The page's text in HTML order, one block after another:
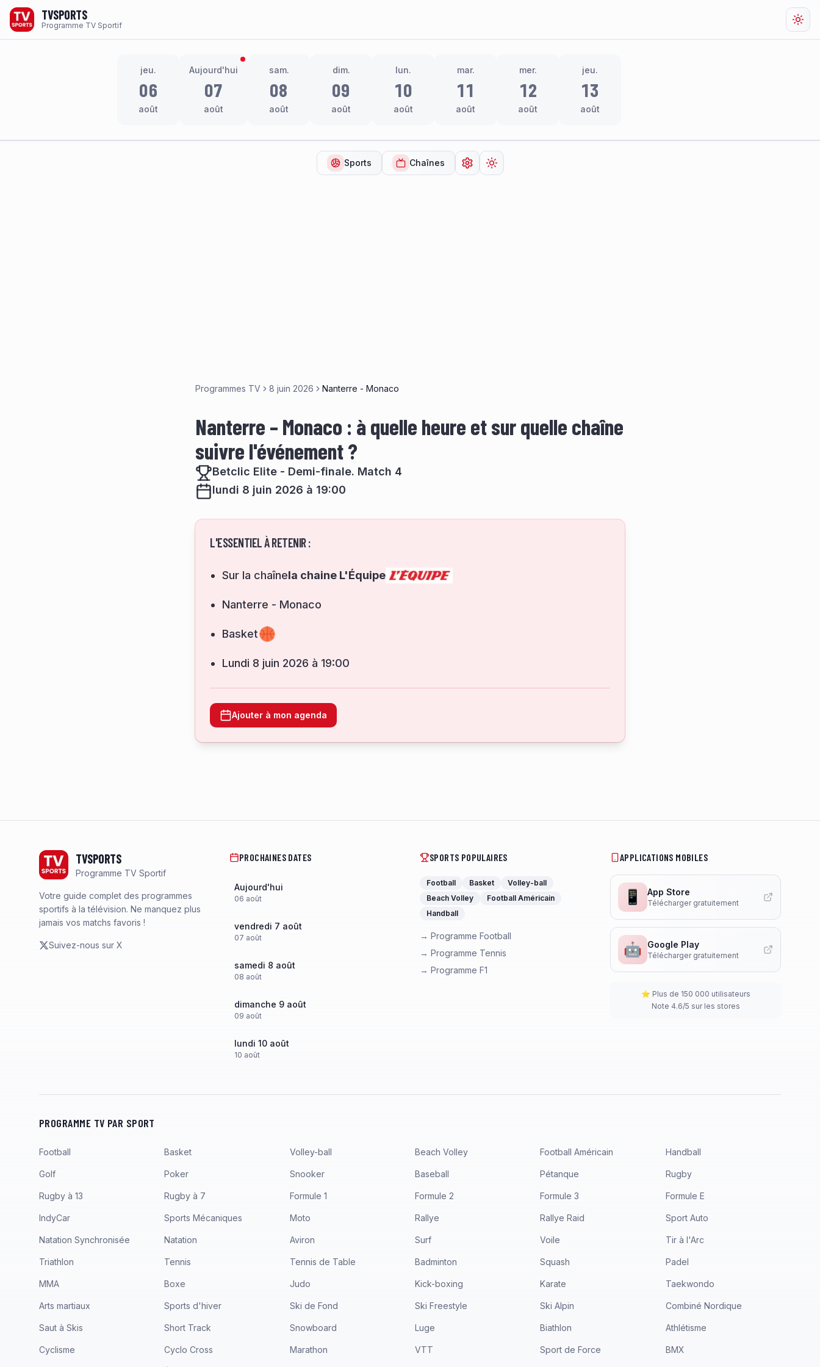
TVSPORTS
Programme TV Sportif
jeu.
06
août
Aujourd'hui
07
août
sam.
08
août
dim.
09
août
lun.
10
août
mar.
11
août
mer.
12
août
jeu.
13
août
Sports Chaînes Ouvrir les paramètres
Changer de thème
Programmes TV 8 juin 2026 Nanterre - Monaco
Nanterre – Monaco : à quelle heure et sur quelle chaîne
suivre l'événement ?
Betclic Elite - Demi-finale. Match 4
lundi 8 juin 2026 à 19:00
L'ESSENTIEL À RETENIR :
Sur la chaînela chaine L'Équipe
Nanterre - Monaco
Basket
lundi 8 juin 2026 à 19:00
Ajouter à mon agenda
TVSPORTS
Programme TV Sportif
Votre guide complet des programmes
sportifs à la télévision. Ne manquez plus
jamais vos matchs favoris !
Suivez-nous sur X
PROCHAINES DATES
Aujourd'hui
06 août
vendredi 7 août
07 août
samedi 8 août
08 août
dimanche 9 août
09 août
lundi 10 août
10 août
SPORTS POPULAIRES
Football Basket
Volley-ball
Beach Volley
Football Américain
Handball
→ Programme Football
→ Programme Tennis
→ Programme F1
APPLICATIONS MOBILES
📱 App Store
Télécharger gratuitement
🤖 Google Play
Télécharger gratuitement
⭐ Plus de 150 000 utilisateurs
Note 4.6/5 sur les stores
PROGRAMME TV PAR SPORT
Football Basket Volley-ball Beach Volley Football Américain Handball
Golf Poker Snooker Baseball Pétanque Rugby
Rugby à 13 Rugby à 7 Formule 1 Formule 2 Formule 3 Formule E
IndyCar Sports Mécaniques Moto Rallye Rallye Raid Sport Auto
Natation Synchronisée Natation Aviron Surf Voile Tir à l'Arc
Triathlon Tennis Tennis de Table Badminton Squash Padel
MMA Boxe Judo Kick-boxing Karate Taekwondo
Arts martiaux Sports d'hiver Ski de Fond Ski Freestyle Ski Alpin Combiné Nordique
Saut à Skis Short Track Snowboard Luge Biathlon Athlétisme
Cyclisme Cyclo Cross Marathon VTT Sport de Force BMX